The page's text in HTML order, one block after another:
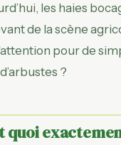
les haies
de la scène
pour de
?
quoi